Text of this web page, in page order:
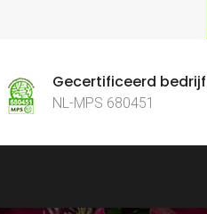
Gecertificeerd bedrijf
NL-MPS 680451